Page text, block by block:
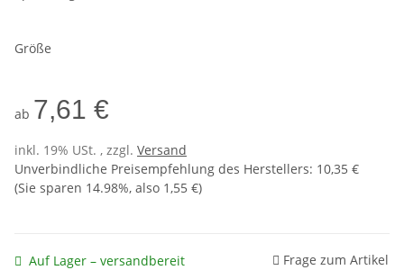
Größe
ab 7,61 €
inkl. 19% USt. , zzgl. Versand
Unverbindliche Preisempfehlung des Herstellers: 10,35 €
(Sie sparen 14.98%, also 1,55 €)
Auf Lager – versandbereit Frage zum Artikel